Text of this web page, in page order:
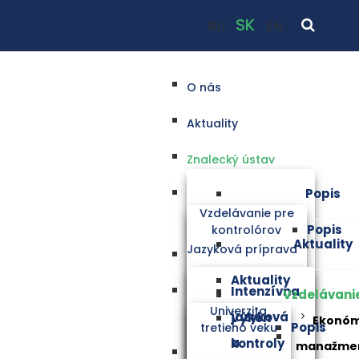
RU SK EN
O nás
Aktuality
Znalecký ústav
Popis
Aktuality
Vzdelávanie pre
kontrolórov
Popis
Aktuality
Výkon
kontroly
Jazyková príprava
Intenzívna
jazyková
a
Univerzita
tretieho veku
Popis